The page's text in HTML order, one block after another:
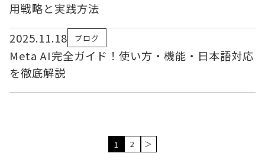
用戦略と実践方法
2025.11.18
ブログ
Meta AI完全ガイド！使い方・機能・日本語対応
を徹底解説
1 2 ＞